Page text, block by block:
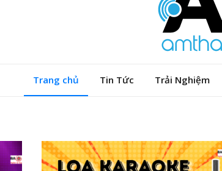
Trang chủ Tin Tức Trải Nghiệm